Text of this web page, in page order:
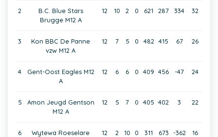
2
B.C. Blue Stars
Brugge M12 A
12 10 2 0 621 287 334 32
3
Kon BBC De Panne
vzw M12 A
12 7 5 0 482 415 67 26
4
Gent-Oost Eagles M12
A
12 6 6 0 409 456 -47 24
5
Amon Jeugd Gentson
M12 A
12 5 7 0 405 402 3 22
6 Wytewa Roeselare 12 2 10 0 311 673 -362 16